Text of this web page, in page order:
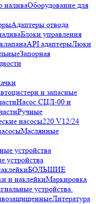
Оборудование для
Адаптеры отвода
Блоки управления
API адаптерыЛюки
Запорная
и запасные
Насос СЦЛ-00 и
Ручные
насосы220 V12/24
Маслянные
устройства
БОЛЬШИЕ
наклейкиМаркировка
устройства.
Литература